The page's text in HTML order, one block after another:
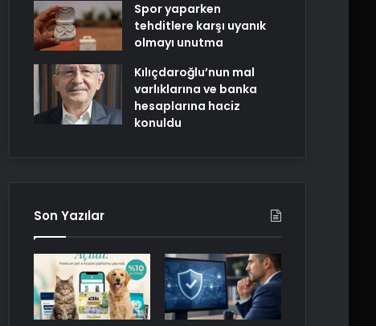
Spor yaparken
tehditlere karşı uyanık
olmayı unutma
Kılıçdaroğlu’nun mal
varlıklarına ve banka
hesaplarına haciz
konuldu
Son Yazılar